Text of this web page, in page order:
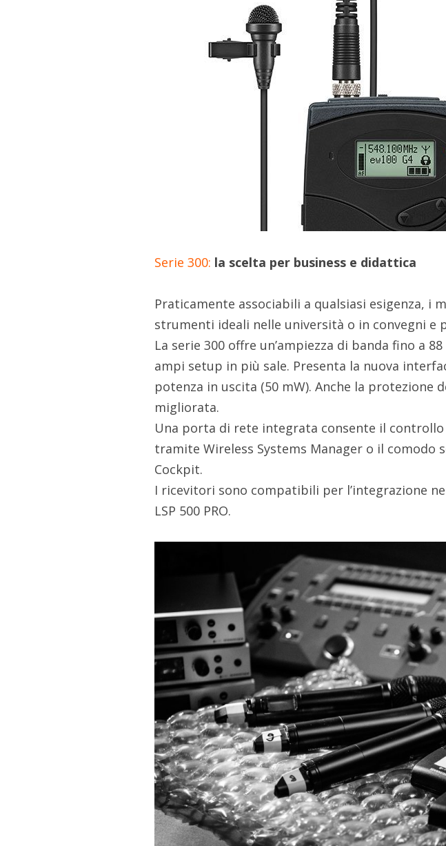
Serie 300: la scelta per business e didattica
Praticamente associabili a qualsiasi esigenza, i
strumenti ideali nelle università o in convegni e
La serie 300 offre un’ampiezza di banda fino a
ampi setup in più sale. Presenta la nuova
potenza in uscita (50 mW). Anche la protezione
migliorata.
Una porta di rete integrata consente il
tramite Wireless Systems Manager o il comodo
Cockpit.
I ricevitori sono compatibili per l’integrazione
LSP 500 PRO.